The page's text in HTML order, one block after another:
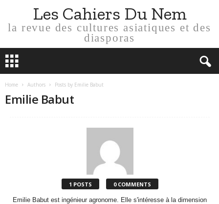
Les Cahiers Du Nem
la revue des cultures asiatiques et des
diasporas
Home Authors Posts by Emilie Babut
Emilie Babut
1 POSTS 0 COMMENTS
Emilie Babut est ingénieur agronome. Elle s'intéresse à la dimension